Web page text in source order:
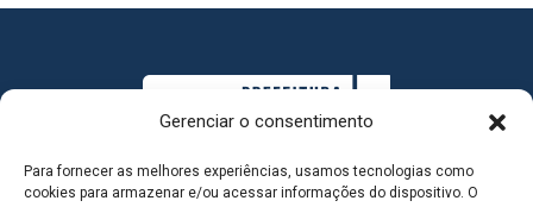
Gerenciar o consentimento
Para fornecer as melhores experiências, usamos tecnologias como
cookies para armazenar e/ou acessar informações do dispositivo. O